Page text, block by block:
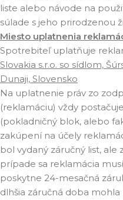
liste alebo návode na
súlade s jeho prirodzenou
Miesto uplatnenia
Spotrebiteľ uplatňuje
Slovakia s.r.o. so sídlom,
Dunaji, Slovensko
Na uplatnenie práv zo
(reklamáciu) vždy
(pokladničný blok, alebo
zakúpení na účely
bol vydaný záručný list, ale
prípade sa reklamácia
poskytne 24-mesačná
dlhšia záručná doba